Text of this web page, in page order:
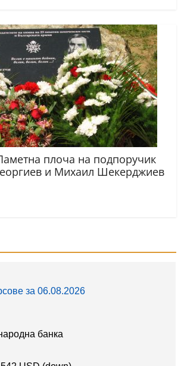
плоча на подпоручик
и Михаил Шекерджиев